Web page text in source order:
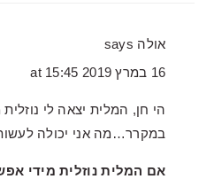
אולה says
16 במרץ 2019 at 15:45
הי חן, המלית יצאה לי
במקרר…מה אני יכולה
אם המלית נוזלית מידי